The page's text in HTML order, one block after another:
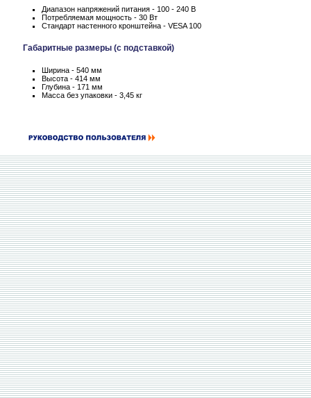
Диапазон напряжений питания - 100 - 240 В
Потребляемая мощность - 30 Вт
Стандарт настенного кронштейна - VESA 100
Габаритные размеры (с подставкой)
Ширина - 540 мм
Высота - 414 мм
Глубина - 171 мм
Масса без упаковки - 3,45 кг